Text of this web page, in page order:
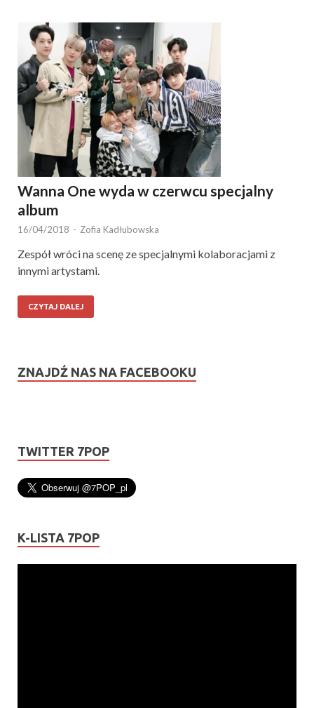
Wanna One wyda w czerwcu specjalny
album
16/04/2018 - Zofia Kadłubowska
Zespół wróci na scenę ze specjalnymi kolaboracjami z
innymi artystami.
CZYTAJ DALEJ
ZNAJDŹ NAS NA FACEBOOKU
TWITTER 7POP
K-LISTA 7POP